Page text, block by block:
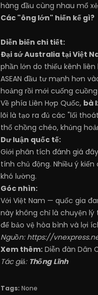
hàng đầu cùng nhau mổ
Các "ông lớn" hiến kế gì?
Diễn biến chi tiết:
Đại sứ Australia tại Việt
phần lớn do thiếu kênh
ASEAN đầu tư mạnh hơn
hoảng rồi mới cuống
Về phía Liên Hợp Quốc, bà
lõi là tạo ra đủ các "lối
thổ chồng chéo, khủng
Dư luận quốc tế:
Giới phân tích đánh giá
tính chủ động. Nhiều ý
khó lường.
Góc nhìn:
Với Việt Nam — quốc gia
này không chỉ là chuyện lý
để bảo vệ hòa bình và lợi
Nguồn: https://
Xem thêm: Diễn đàn Dân
Tác giả: Thống Lĩnh
Tags: None